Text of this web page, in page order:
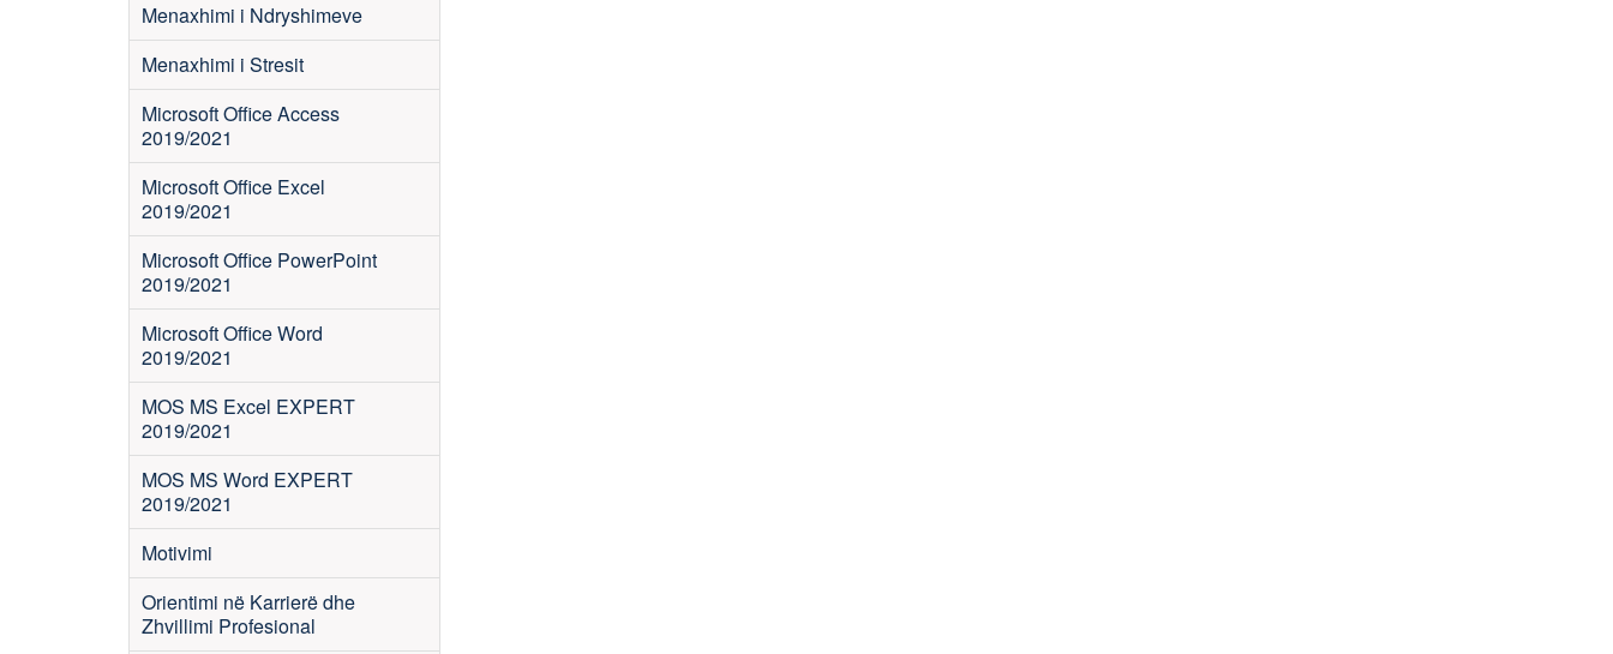
Menaxhimi i Ndryshimeve
Menaxhimi i Stresit
Microsoft Office Access
2019/2021
Microsoft Office Excel
2019/2021
Microsoft Office PowerPoint
2019/2021
Microsoft Office Word
2019/2021
MOS MS Excel EXPERT
2019/2021
MOS MS Word EXPERT
2019/2021
Motivimi
Orientimi në Karrierë dhe
Zhvillimi Profesional